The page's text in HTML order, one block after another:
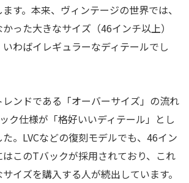
す。本来、ヴィンテージの世界では、
った大きなサイズ（46インチ以上）
わばイレギュラーなディテールでし
レンドである「オーバーサイズ」の流れ
ク仕様が「格好いいディテール」とし
。LVCなどの復刻モデルでも、46イン
このTバックが採用されており、これ
イズを購入する人が続出しています。